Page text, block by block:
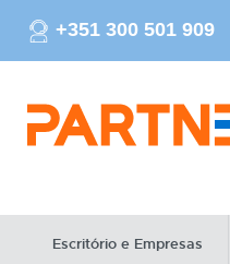
+351 300 501 909
Escritório e Empresas